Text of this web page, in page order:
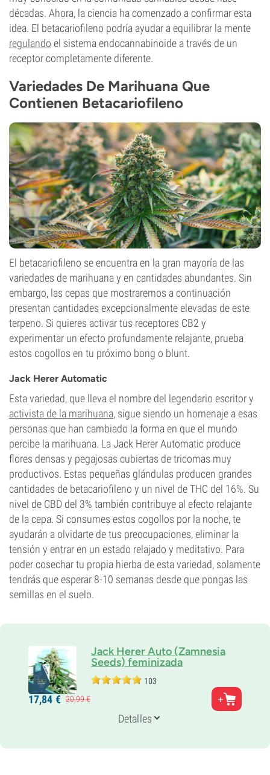
décadas. Ahora, la ciencia ha comenzado a confirmar esta
idea. El betacariofileno podría ayudar a equilibrar la mente
regulando el sistema endocannabinoide a través de un
receptor completamente diferente.
Variedades De Marihuana Que
Contienen Betacariofileno
El betacariofileno se encuentra en la gran mayoría de las
variedades de marihuana y en cantidades abundantes. Sin
embargo, las cepas que mostraremos a continuación
presentan cantidades excepcionalmente elevadas de este
terpeno. Si quieres activar tus receptores CB2 y
experimentar un efecto profundamente relajante, prueba
estos cogollos en tu próximo bong o blunt.
Jack Herer Automatic
Esta variedad, que lleva el nombre del legendario escritor y
activista de la marihuana, sigue siendo un homenaje a esas
personas que han cambiado la forma en que el mundo
percibe la marihuana. La Jack Herer Automatic produce
flores densas y pegajosas cubiertas de tricomas muy
productivos. Estas pequeñas glándulas producen grandes
cantidades de betacariofileno y un nivel de THC del 16%. Su
nivel de CBD del 3% también contribuye al efecto relajante
de la cepa. Si consumes estos cogollos por la noche, te
ayudarán a olvidarte de tus preocupaciones, eliminar la
tensión y entrar en un estado relajado y meditativo. Para
poder cosechar tu propia hierba de esta variedad, solamente
tendrás que esperar 8-10 semanas desde que pongas las
semillas en el suelo.
Jack Herer Auto (Zamnesia
Seeds) feminizada
103
Padres
Jack Herer x Ruderalis
10-11 semanas de la semilla al cultivo
17,84 € 20,99€
Detalles